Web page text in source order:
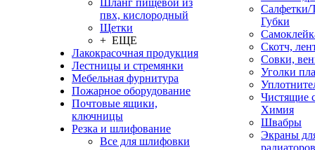
Шланг пищевой из
пвх, кислородный
Щетки
+ ЕЩЕ
Лакокрасочная продукция
Лестницы и стремянки
Мебельная фурнитура
Пожарное оборудование
Почтовые ящики,
ключницы
Резка и шлифование
Все для шлифовки
Салфетки/
Губки
Скотч,
Совки,
Уголки
Чистящие
Химия
Швабры
Экраны
радиаторов